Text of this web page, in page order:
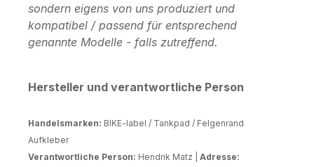
sondern eigens von uns produziert und
kompatibel / passend für entsprechend
genannte Modelle - falls zutreffend.
Hersteller und verantwortliche Person
Handelsmarken: BIKE-label / Tankpad / Felgenrand
Aufkleber
Verantwortliche Person: Hendrik Matz | Adresse: